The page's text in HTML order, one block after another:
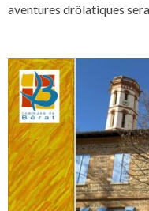
aventures drôlatiques